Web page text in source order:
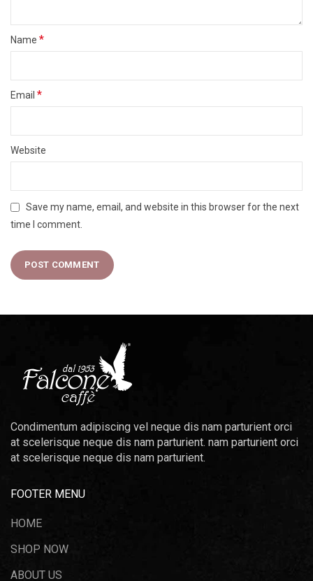
Name *
Email *
Website
Save my name, email, and website in this browser for the next
time I comment.
Condimentum adipiscing vel neque dis nam parturient orci
at scelerisque neque dis nam parturient. nam parturient orci
at scelerisque neque dis nam parturient.
FOOTER MENU
HOME
SHOP NOW
ABOUT US